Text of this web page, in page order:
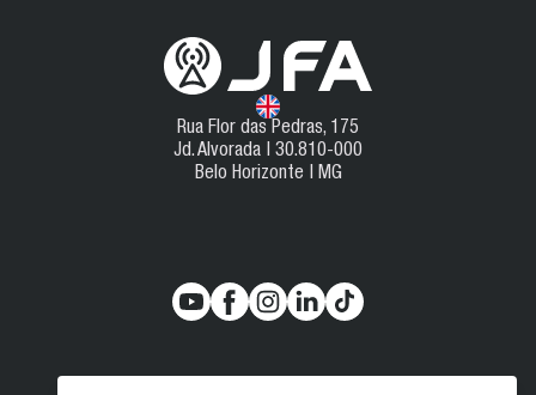
Rua Flor das Pedras, 175
Jd. Alvorada | 30.810-000
Belo Horizonte | MG